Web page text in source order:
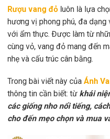
Rượu vang đỏ luôn là lựa
hương vị phong phú, đa
với ẩm thực. Được làm từ
cùng vỏ, vang đỏ mang đến
nhẹ và cấu trúc cân bằng.
Trong bài viết này của Ánh
thông tin cần biết: từ khái
các giống nho nổi tiếng,
cho đến mẹo chọn và mua